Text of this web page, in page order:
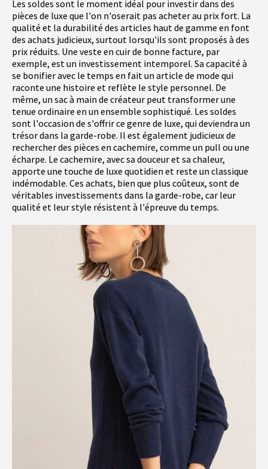
Les soldes sont le moment idéal pour investir dans des
pièces de luxe que l'on n'oserait pas acheter au prix fort. La
qualité et la durabilité des articles haut de gamme en font
des achats judicieux, surtout lorsqu'ils sont proposés à des
prix réduits. Une veste en cuir de bonne facture, par
exemple, est un investissement intemporel. Sa capacité à
se bonifier avec le temps en fait un article de mode qui
raconte une histoire et reflète le style personnel. De
même, un sac à main de créateur peut transformer une
tenue ordinaire en un ensemble sophistiqué. Les soldes
sont l'occasion de s'offrir ce genre de luxe, qui deviendra un
trésor dans la garde-robe. Il est également judicieux de
rechercher des pièces en cachemire, comme un pull ou une
écharpe. Le cachemire, avec sa douceur et sa chaleur,
apporte une touche de luxe quotidien et reste un classique
indémodable. Ces achats, bien que plus coûteux, sont de
véritables investissements dans la garde-robe, car leur
qualité et leur style résistent à l'épreuve du temps.